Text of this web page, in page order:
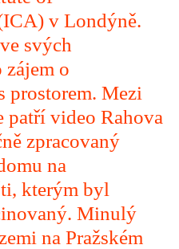
v Londýně.
svých
o
prostorem. Mezi
patří video Rahova
zpracovaný
na
kterým byl
Minulý
na Pražském